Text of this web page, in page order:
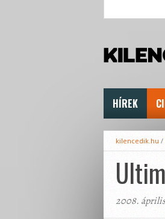
HÍREK
kilencedik.hu /
2008.